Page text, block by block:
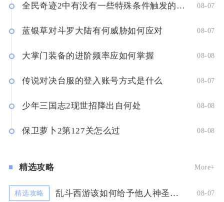
全民奇迹2中有没有一些特殊条件触发的奇遇任务 08-07
蓝银草对斗罗大陆有何威胁如何应对 08-07
大掌门装备的进阶频率应如何掌握 08-08
传说对决台服的登入账号方式是什么 08-07
少年三国志2现世招降出自何处 08-08
保卫萝卜2第127关怎么过 08-08
精选攻略 More+
精选攻略 乱斗西游该如何给予他人神圣的祝福 08-07